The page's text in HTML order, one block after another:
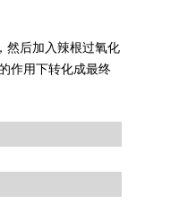
然后加入辣根过氧化
作用下转化成最终